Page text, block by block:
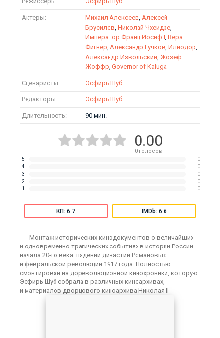
Актеры: Михаил Алексеев, Алексей
Брусилов, Николай Чхеидзе,
Император Франц Иосиф I, Вера
Фигнер, Александр Гучков, Илиодор,
Александр Извольский, Жозеф
Жоффр, Governor of Kaluga
Сценаристы: Эсфирь Шуб
Редакторы: Эсфирь Шуб
Длительность: 90 мин.
0.00
0голосов
5
0
4
0
3
0
2
0
1
0
КП: 6.7 IMDb: 6.6
Монтаж исторических кинодокументов о величайших
и одновременно трагических событиях в истории России
начала 20-го века: падении династии Романовых
и февральской революции 1917 года. Полностью
смонтирован из дореволюционной кинохроники, которую
Эсфирь Шуб собрала в различных киноархивах,
и материалов дворцового киноархива Николая II